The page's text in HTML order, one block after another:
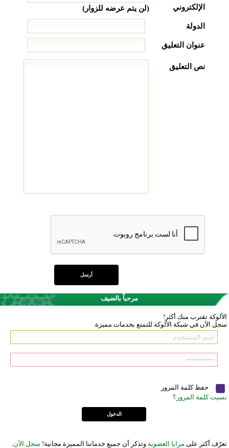
الإلكتروني
(لن يتم عرضه للزوار)
الدولة
عنوان التعليق
نص التعليق
مرحباً بالضيف
الألوكة تقترب منك أكثر!
سجل الآن في شبكة الألوكة للتمتع بخدمات مميزة.
حفظ كلمة المرور
نسيت كلمة المرور؟
تعرّف أكثر على مزايا العضوية وتذكر أن جميع خدماتنا المميزة مجانية! سجل الآن